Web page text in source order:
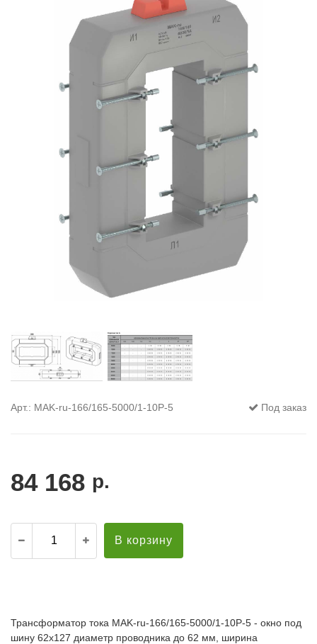
Подмости
Подставки
Стремянки с
Ширмы
Штендеры
Арт.: MAK-ru-166/165-5000/1-10Р-5 Под заказ
84 168 р.
В корзину
Трансформатор тока MAK-ru-166/165-5000/1-10Р-5 - окно под
шину 62х127 диаметр проводника до 62 мм, ширина